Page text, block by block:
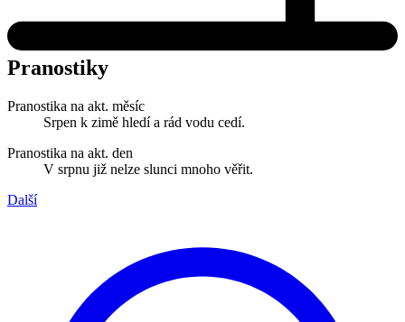
Pranostiky
Pranostika na akt. měsíc
Srpen k zimě hledí a rád vodu cedí.
Pranostika na akt. den
V srpnu již nelze slunci mnoho věřit.
Další